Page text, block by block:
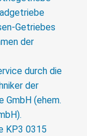
Getriebes
der
durch die
der
GmbH (ehem.
KP3 0315